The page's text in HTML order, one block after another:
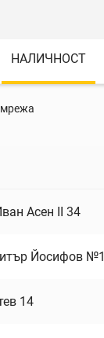
НАЛИЧНОСТ
мрежа
Асен II 34
Йосифов №1
14